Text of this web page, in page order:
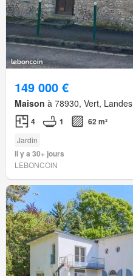
149 000 €
Maison à 78930, Vert,
4 1 62 m²
Jardin
Il y a 30+ jours
LEBONCOIN